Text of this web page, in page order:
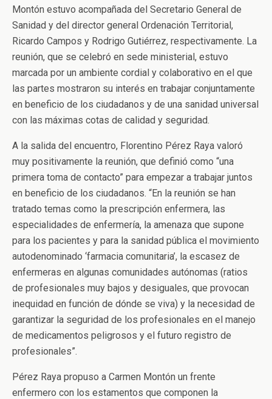
Montón estuvo acompañada del Secretario General de
Sanidad y del director general Ordenación Territorial,
Ricardo Campos y Rodrigo Gutiérrez, respectivamente. La
reunión, que se celebró en sede ministerial, estuvo
marcada por un ambiente cordial y colaborativo en el que
las partes mostraron su interés en trabajar conjuntamente
en beneficio de los ciudadanos y de una sanidad universal
con las máximas cotas de calidad y seguridad.
A la salida del encuentro, Florentino Pérez Raya valoró
muy positivamente la reunión, que definió como “una
primera toma de contacto” para empezar a trabajar juntos
en beneficio de los ciudadanos. “En la reunión se han
tratado temas como la prescripción enfermera, las
especialidades de enfermería, la amenaza que supone
para los pacientes y para la sanidad pública el movimiento
autodenominado ‘farmacia comunitaria’, la escasez de
enfermeras en algunas comunidades autónomas (ratios
de profesionales muy bajos y desiguales, que provocan
inequidad en función de dónde se viva) y la necesidad de
garantizar la seguridad de los profesionales en el manejo
de medicamentos peligrosos y el futuro registro de
profesionales”.
Pérez Raya propuso a Carmen Montón un frente
enfermero con los estamentos que componen la